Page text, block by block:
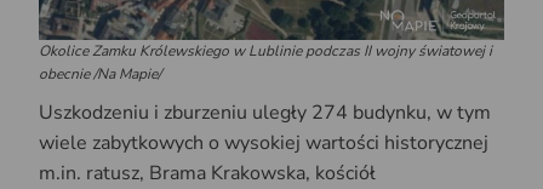
Okolice Zamku Królewskiego w Lublinie podczas II wojny światowej i
obecnie /Na Mapie/
Uszkodzeniu i zburzeniu uległy 274 budynku, w tym
wiele zabytkowych o wysokiej wartości historycznej
m.in. ratusz, Brama Krakowska, kościół